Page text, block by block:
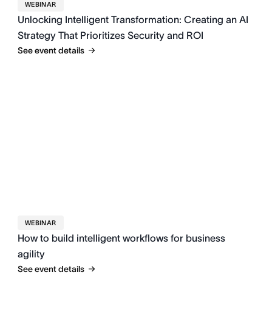
WEBINAR
Unlocking Intelligent Transformation: Creating an AI
Strategy That Prioritizes Security and ROI
See event details
WEBINAR
How to build intelligent workflows for business
agility
See event details